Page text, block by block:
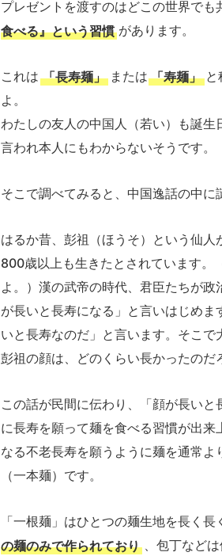
プレゼントを渡すのはどこの世界で
食べる』という習慣 があります。
これは 「長寿麺」 または 「寿麺」
よ。
わたしの友人の中国人（若い）も誕
言われ本人にもわからないそうです。
そこで調べてみると、中国逸話の中に
はるか昔、彭祖（ほうそ）という仙
800歳以上も生きたとされています。
よ。）漢の武帝の時代、君臣たちが
が長いと長寿になる」と言いはじめ
いと長寿なのだ」と言います。そこ
彭祖の顔は、どのくらい長かったのだ
この話が民間に伝わり、「顔が長い
に長寿を願って麺を食べる習慣が出
なる不老長寿を願うように麺を通常よ
（一本麺）です。
「一根麺」はひとつの麺生地を長く
の麺のみで作られており 、包丁など